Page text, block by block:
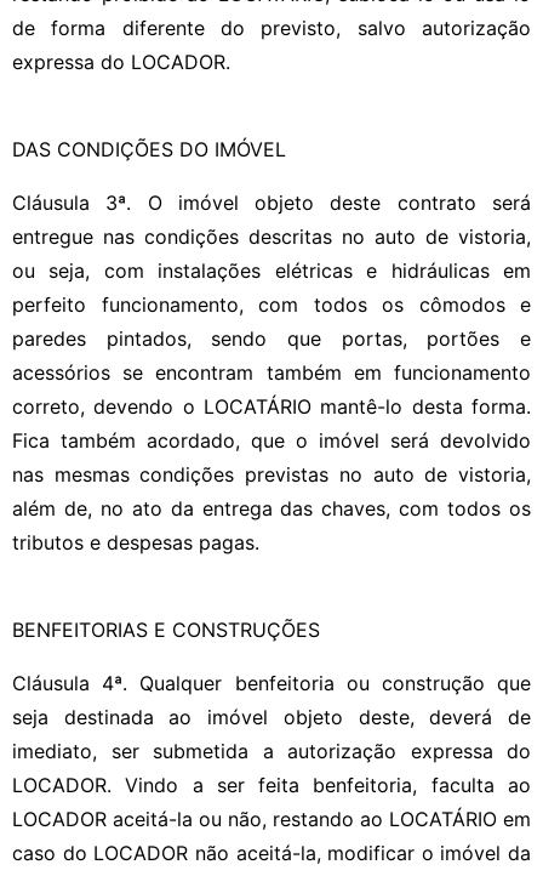
de forma diferente do previsto, salvo autorização
expressa do LOCADOR.
DAS CONDIÇÕES DO IMÓVEL
Cláusula 3ª. O imóvel objeto deste contrato será
entregue nas condições descritas no auto de vistoria,
ou seja, com instalações elétricas e hidráulicas em
perfeito funcionamento, com todos os cômodos e
paredes pintados, sendo que portas, portões e
acessórios se encontram também em funcionamento
correto, devendo o LOCATÁRIO mantê-lo desta forma.
Fica também acordado, que o imóvel será devolvido
nas mesmas condições previstas no auto de vistoria,
além de, no ato da entrega das chaves, com todos os
tributos e despesas pagas.
BENFEITORIAS E CONSTRUÇÕES
Cláusula 4ª. Qualquer benfeitoria ou construção que
seja destinada ao imóvel objeto deste, deverá de
imediato, ser submetida a autorização expressa do
LOCADOR. Vindo a ser feita benfeitoria, faculta ao
LOCADOR aceitá-la ou não, restando ao LOCATÁRIO em
caso do LOCADOR não aceitá-la, modificar o imóvel da